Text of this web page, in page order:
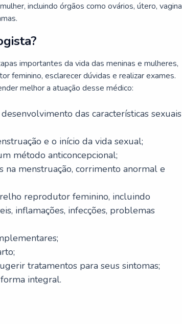
incluindo órgãos como ovários, útero, vagina
importantes da vida das meninas e mulheres,
feminino, esclarecer dúvidas e realizar exames.
melhor a atuação desse médico:
das características sexuais
e o início da vida sexual;
método anticoncepcional;
na menstruação, corrimento anormal e
reprodutor feminino, incluindo
inflamações, infecções, problemas
tratamentos para seus sintomas;
integral.